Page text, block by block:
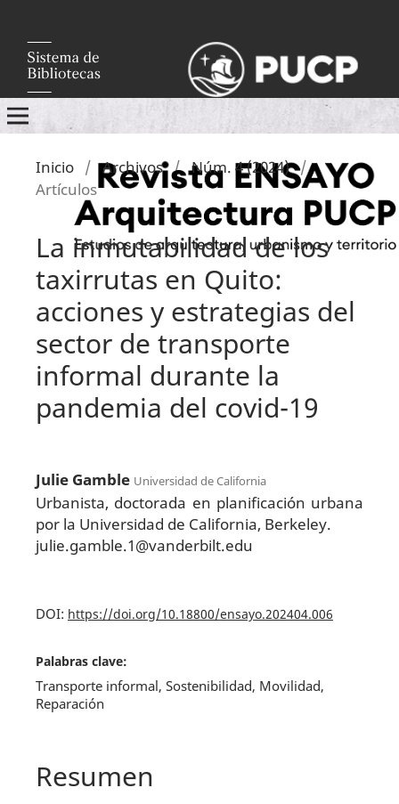
Inicio / Archivos / Núm. 4 (2024) /
Artículos
La inmutabilidad de los
taxirrutas en Quito:
acciones y estrategias del
sector de transporte
informal durante la
pandemia del covid-19
Julie Gamble Universidad de California
Urbanista, doctorada en planificación urbana
por la Universidad de California, Berkeley.
julie.gamble.1@vanderbilt.edu
DOI: https://doi.org/10.18800/ensayo.202404.006
Palabras clave:
Transporte informal, Sostenibilidad, Movilidad,
Reparación
Resumen